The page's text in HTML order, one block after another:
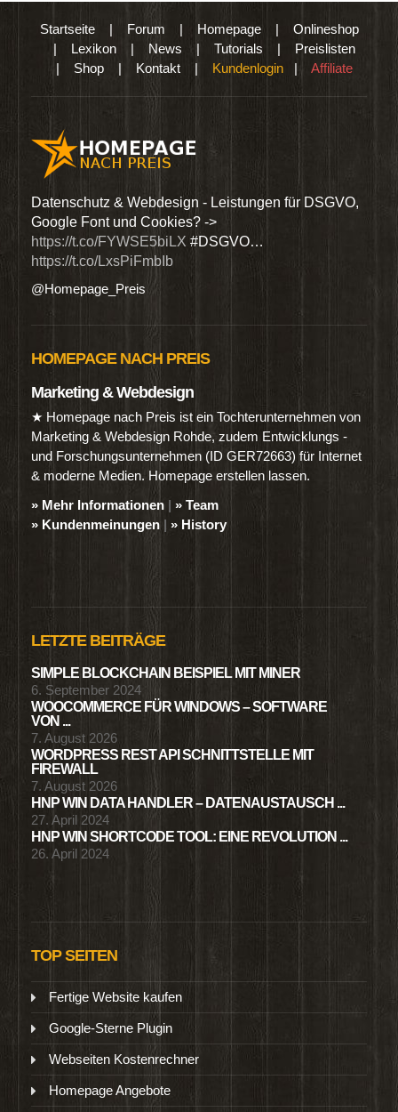
Startseite| Forum | Homepage| Onlineshop
| Lexikon |News | Tutorials | Preislisten
| Shop | Kontakt | Kundenlogin | Affiliate
Datenschutz & Webdesign - Leistungen für DSGVO,
Google Font und Cookies? ->
https://t.co/FYWSE5biLX #DSGVO…
https://t.co/LxsPiFmbIb
@Homepage_Preis
HOMEPAGE NACH PREIS
Marketing & Webdesign
★ Homepage nach Preis ist ein Tochterunternehmen von
Marketing & Webdesign Rohde, zudem Entwicklungs -
und Forschungsunternehmen (ID GER72663) für Internet
& moderne Medien. Homepage erstellen lassen.
» Mehr Informationen | » Team
» Kundenmeinungen | » History
LETZTE BEITRÄGE
SIMPLE BLOCKCHAIN BEISPIEL MIT MINER
6. September 2024
WOOCOMMERCE FÜR WINDOWS – SOFTWARE
VON ...
7. August 2026
WORDPRESS REST API SCHNITTSTELLE MIT
FIREWALL
7. August 2026
HNP WIN DATA HANDLER – DATENAUSTAUSCH ...
27. April 2024
HNP WIN SHORTCODE TOOL: EINE REVOLUTION ...
26. April 2024
TOP SEITEN
Fertige Website kaufen
Google-Sterne Plugin
Webseiten Kostenrechner
Homepage Angebote